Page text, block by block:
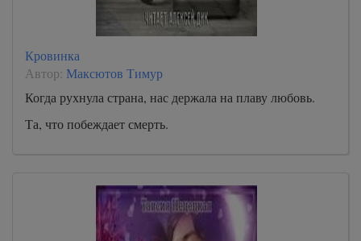
Кровинка
Автор: Максютов Тимур
Когда рухнула страна, нас держала на плаву любовь.
Та, что побеждает смерть.